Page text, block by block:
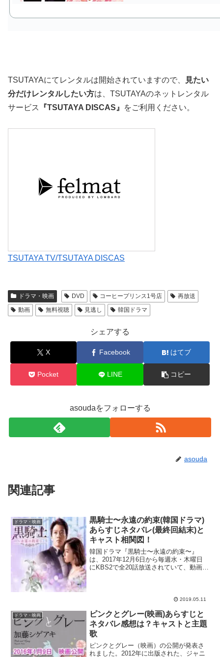
TSUTAYAにてレンタルは開始されていますので、
見たい
分だけレンタルしたい方は、TSUTAYAのネットレンタル
サービス
『TSUTAYA DISCAS』 をご利用ください。
TSUTAYA TV/TSUTAYA DISCAS
ドラマ・映画 DVD コーヒープリンス1号店
再放送
動画
無料視聴 見逃し 韓国ドラマ
シェアする
X Facebook はてブ
Pocket LINE コピー
asoudaをフォローする
asouda
関連記事
ドラマ・映画
黒騎士〜永遠の約束(韓国ドラマ)
あらすじネタバレ(最終回結末)と
キャスト相関図！
韓国ドラマ『黒騎士〜永遠の約束〜』
は、2017年12月6日から毎週水・木曜日
にKBS2で全20話放送されていて、動画の
2019.05.11
ドラマ・映画
ピンクとグレー(映画)あらすじと
ネタバレ感想は？キャストと主題
歌
ピンクとグレー（映画）の公開が発表さ
れました。2012年に出版された、ジャニ